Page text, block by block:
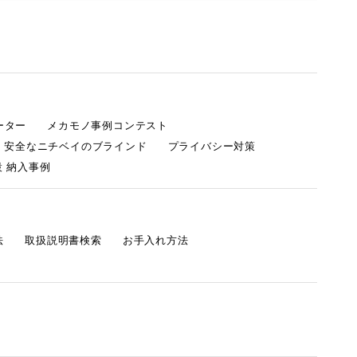
ター
メカモノ事例コンテスト
安全なニチベイのブラインド
プライバシー対策
納入事例
取扱説明書検索
お手入れ方法